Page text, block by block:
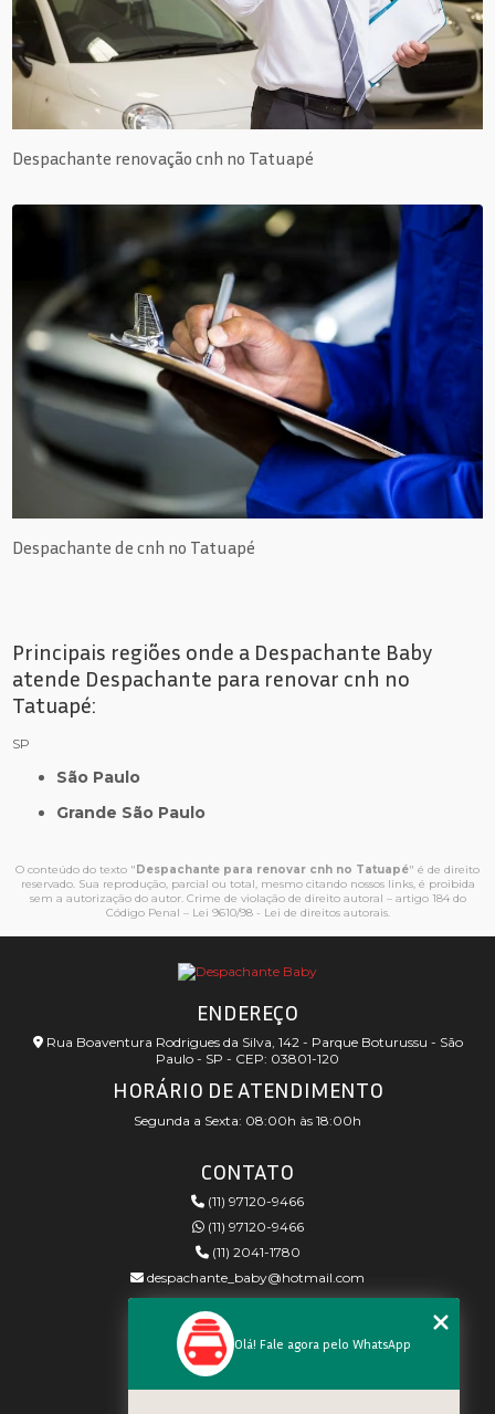
Despachante renovação cnh no Tatuapé
Despachante de cnh no Tatuapé
Principais regiões onde a Despachante Baby
atende Despachante para renovar cnh no
Tatuapé:
SP
São Paulo
Grande São Paulo
O conteúdo do texto "Despachante para renovar cnh no Tatuapé" é de direito
reservado. Sua reprodução, parcial ou total, mesmo citando nossos links, é proibida
sem a autorização do autor. Crime de violação de direito autoral – artigo 184 do
Código Penal – Lei 9610/98 - Lei de direitos autorais.
ENDEREÇO
Rua Boaventura Rodrigues da Silva, 142 - Parque Boturussu - São
Paulo - SP - CEP: 03801-120
HORÁRIO DE ATENDIMENTO
Segunda a Sexta: 08:00h às 18:00h
CONTATO
(11) 97120-9466
(11) 97120-9466
(11) 2041-1780
despachante_baby@hotmail.com
REDES SOCIAIS
MENU
Olá! Fale agora pelo WhatsApp